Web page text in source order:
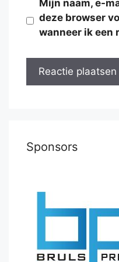
Mijn naam, e-
deze browser
wanneer ik een
Sponsors